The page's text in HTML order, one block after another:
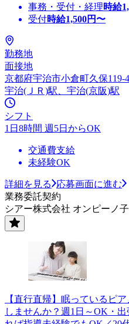
事務・受付・経理時給
受付時給1,500円〜
勤務地
面接地
京都府宇治市小倉町久保119-4
宇治(ＪＲ)駅、宇治(京阪)駅
シフト
1日8時間 週5日からOK
交通費支給
未経験OK
詳細を見る
応募画面に進む
業務委託契約
シアー株式会社 オンピーノ
【直行直帰】眠っているピ
しませんか？週1日～OK・